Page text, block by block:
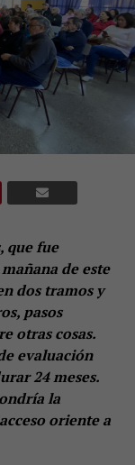
que fue
de este
dos tramos y
pasos
otras cosas.
evaluación
24 meses.
la
oriente a